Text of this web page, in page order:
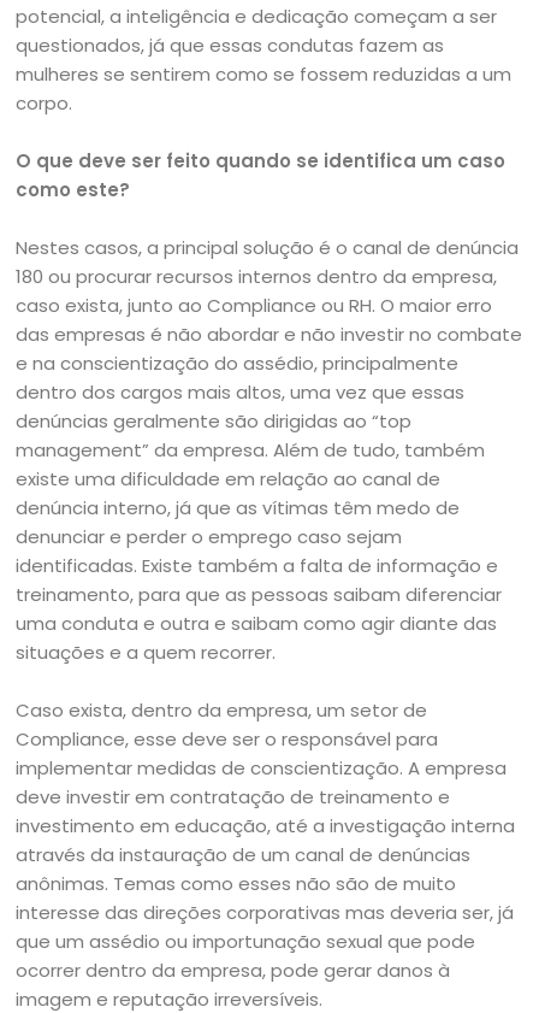
potencial, a inteligência e dedicação começam a ser
questionados, já que essas condutas fazem as
mulheres se sentirem como se fossem reduzidas a um
corpo.
O que deve ser feito quando se identifica um caso
como este?
Nestes casos, a principal solução é o canal de denúncia
180 ou procurar recursos internos dentro da empresa,
caso exista, junto ao Compliance ou RH. O maior erro
das empresas é não abordar e não investir no combate
e na conscientização do assédio, principalmente
dentro dos cargos mais altos, uma vez que essas
denúncias geralmente são dirigidas ao “top
management” da empresa. Além de tudo, também
existe uma dificuldade em relação ao canal de
denúncia interno, já que as vítimas têm medo de
denunciar e perder o emprego caso sejam
identificadas. Existe também a falta de informação e
treinamento, para que as pessoas saibam diferenciar
uma conduta e outra e saibam como agir diante das
situações e a quem recorrer.
Caso exista, dentro da empresa, um setor de
Compliance, esse deve ser o responsável para
implementar medidas de conscientização. A empresa
deve investir em contratação de treinamento e
investimento em educação, até a investigação interna
através da instauração de um canal de denúncias
anônimas. Temas como esses não são de muito
interesse das direções corporativas mas deveria ser, já
que um assédio ou importunação sexual que pode
ocorrer dentro da empresa, pode gerar danos à
imagem e reputação irreversíveis.